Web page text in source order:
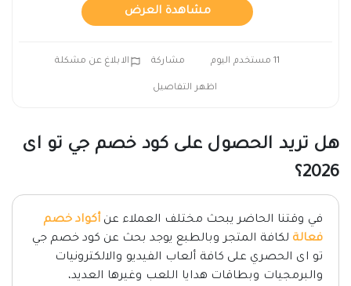
مشاهدة العرض
11 مستخدم اليوم مشاركة الابلاغ عن مشكلة
اظهر التفاصيل
هل تريد الحصول على كود خصم جي تو اى
2026؟
في وقتنا الحاضر يبحث مختلف العملاء عن أكواد خصم
فعالة لكافة المتجر وبالطبع يوجد بحث عن كود خصم جي
تو اى الحصري على كافة ألعاب الفيديو والالكترونيات
والبرمجيات وبطاقات هدايا اللعب وغيرها العديد،